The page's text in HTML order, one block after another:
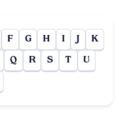
F G H I J K
Q R S T U